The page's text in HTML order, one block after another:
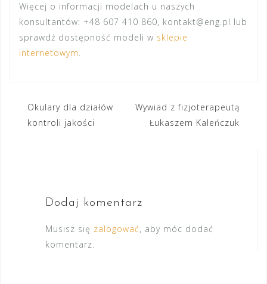
Więcej o informacji modelach u naszych
konsultantów: +48 607 410 860, kontakt@eng.pl lub
sprawdź dostępność modeli w sklepie
internetowym.
Nawigacja
wpisu
Okulary dla działów
kontroli jakości
Wywiad z fizjoterapeutą
Łukaszem Kaleńczuk
Dodaj komentarz
Musisz się zalogować, aby móc dodać
komentarz.